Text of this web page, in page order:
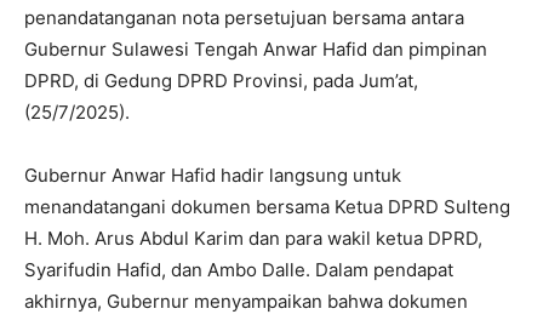
penandatanganan nota persetujuan bersama antara
Gubernur Sulawesi Tengah Anwar Hafid dan pimpinan
DPRD, di Gedung DPRD Provinsi, pada Jum’at,
(25/7/2025).
Gubernur Anwar Hafid hadir langsung untuk
menandatangani dokumen bersama Ketua DPRD Sulteng
H. Moh. Arus Abdul Karim dan para wakil ketua DPRD,
Syarifudin Hafid, dan Ambo Dalle. Dalam pendapat
akhirnya, Gubernur menyampaikan bahwa dokumen